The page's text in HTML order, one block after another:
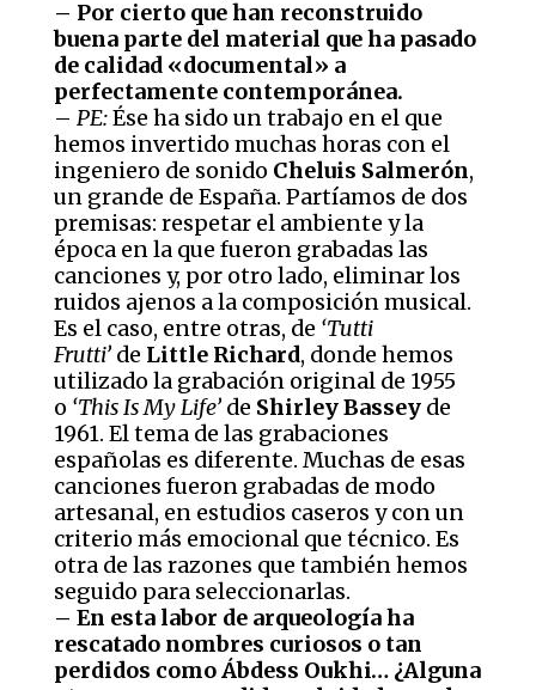
– Por cierto que han reconstruido
buena parte del material que ha pasado
de calidad «documental» a
perfectamente contemporánea.
– PE:Ése ha sido un trabajo en el que
hemos invertido muchas horas con el
ingeniero de sonido Cheluis Salmerón,
un grande de España. Partíamos de dos
premisas: respetar el ambiente y la
época en la que fueron grabadas las
canciones y, por otro lado, eliminar los
ruidos ajenos a la composición musical.
Es el caso, entre otras, de ‘Tutti
Frutti’de Little Richard, donde hemos
utilizado la grabación original de 1955
o ‘This Is My Life’de Shirley Basseyde
1961. El tema de las grabaciones
españolas es diferente. Muchas de esas
canciones fueron grabadas de modo
artesanal, en estudios caseros y con un
criterio más emocional que técnico. Es
otra de las razones que también hemos
seguido para seleccionarlas.
– En esta labor de arqueología ha
rescatado nombres curiosos o tan
perdidos como Ábdess Oukhi… ¿Alguna